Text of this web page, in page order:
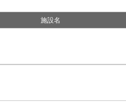
施設名